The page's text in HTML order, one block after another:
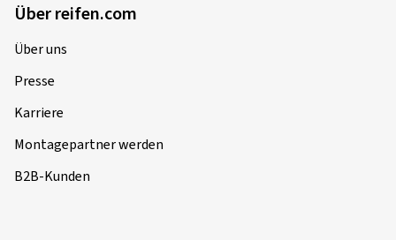
Über reifen.com
Über uns
Presse
Karriere
Montagepartner werden
B2B-Kunden